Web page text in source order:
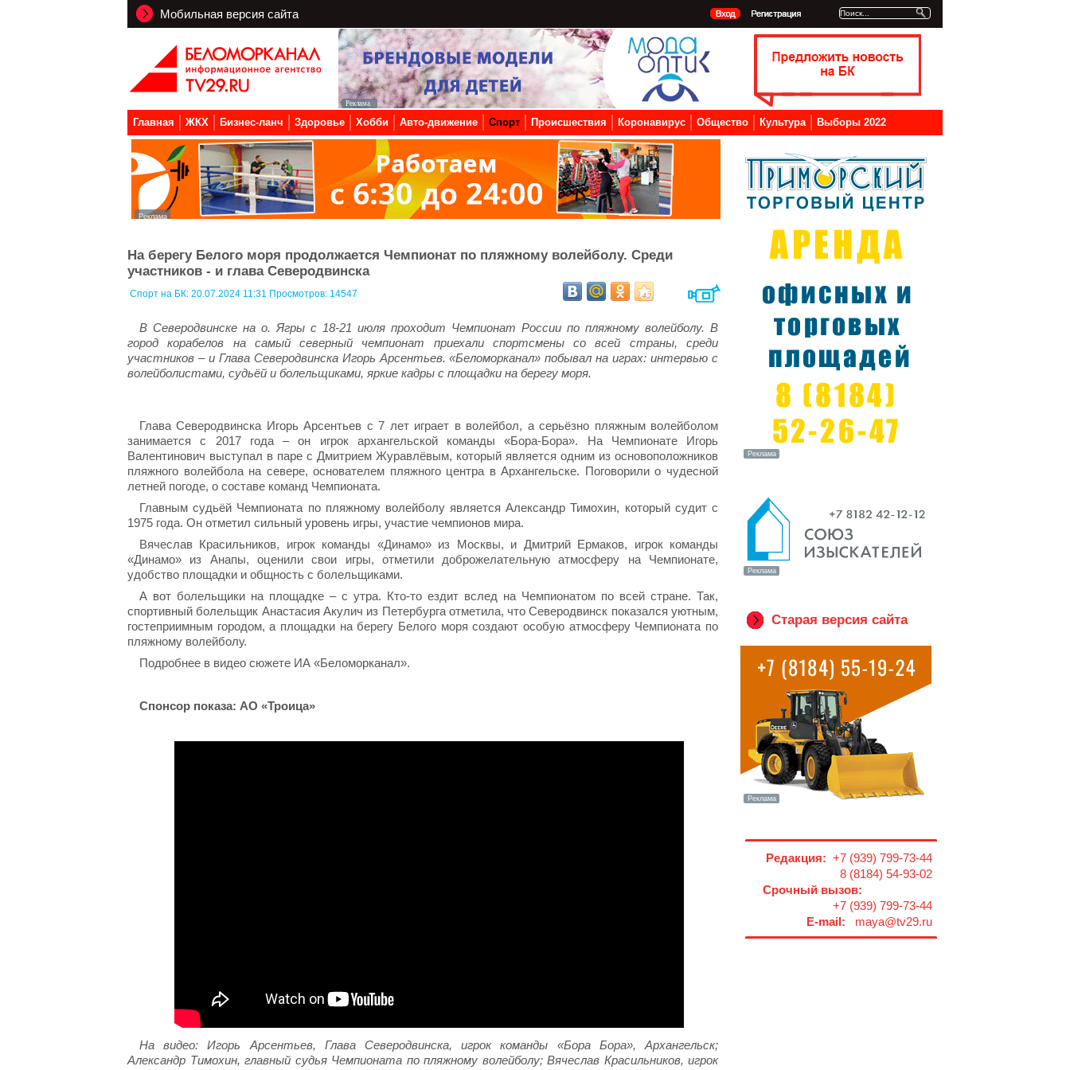
Мобильная версия сайта
Главная ЖКХ Бизнес-ланч Здоровье Хобби Авто-движение Спорт Происшествия Коронавирус Общество Культура Выборы 2022
На берегу Белого моря продолжается Чемпионат по пляжному волейболу. Среди
участников - и глава Северодвинска
Спорт на БК: 20.07.2024 11:31 Просмотров: 14547
В Северодвинске на о. Ягры с 18-21 июля проходит Чемпионат России по пляжному волейболу. В
город корабелов на самый северный чемпионат приехали спортсмены со всей страны, среди
участников – и Глава Северодвинска Игорь Арсентьев. «Беломорканал» побывал на играх: интервью с
волейболистами, судьёй и болельщиками, яркие кадры с площадки на берегу моря.
Глава Северодвинска Игорь Арсентьев с 7 лет играет в волейбол, а серьёзно пляжным волейболом
занимается с 2017 года – он игрок архангельской команды «Бора-Бора». На Чемпионате Игорь
Валентинович выступал в паре с Дмитрием Журавлёвым, который является одним из основоположников
пляжного волейбола на севере, основателем пляжного центра в Архангельске. Поговорили о чудесной
летней погоде, о составе команд Чемпионата.
Главным судьёй Чемпионата по пляжному волейболу является Александр Тимохин, который судит с
1975 года. Он отметил сильный уровень игры, участие чемпионов мира.
Вячеслав Красильников, игрок команды «Динамо» из Москвы, и Дмитрий Ермаков, игрок команды
«Динамо» из Анапы, оценили свои игры, отметили доброжелательную атмосферу на Чемпионате,
удобство площадки и общность с болельщиками.
А вот болельщики на площадке – с утра. Кто-то ездит вслед на Чемпионатом по всей стране. Так,
спортивный болельщик Анастасия Акулич из Петербурга отметила, что Северодвинск показался уютным,
гостеприимным городом, а площадки на берегу Белого моря создают особую атмосферу Чемпионата по
пляжному волейболу.
Подробнее в видео сюжете ИА «Беломорканал».
Спонсор показа: АО «Троица»
На видео: Игорь Арсентьев, Глава Северодвинска, игрок команды «Бора Бора», Архангельск;
Александр Тимохин, главный судья Чемпионата по пляжному волейболу; Вячеслав Красильников, игрок
Старая версия сайта
Редакция: +7 (939) 799-73-44
8 (8184) 54-93-02
Срочный вызов:
+7 (939) 799-73-44
E-mail: maya@tv29.ru